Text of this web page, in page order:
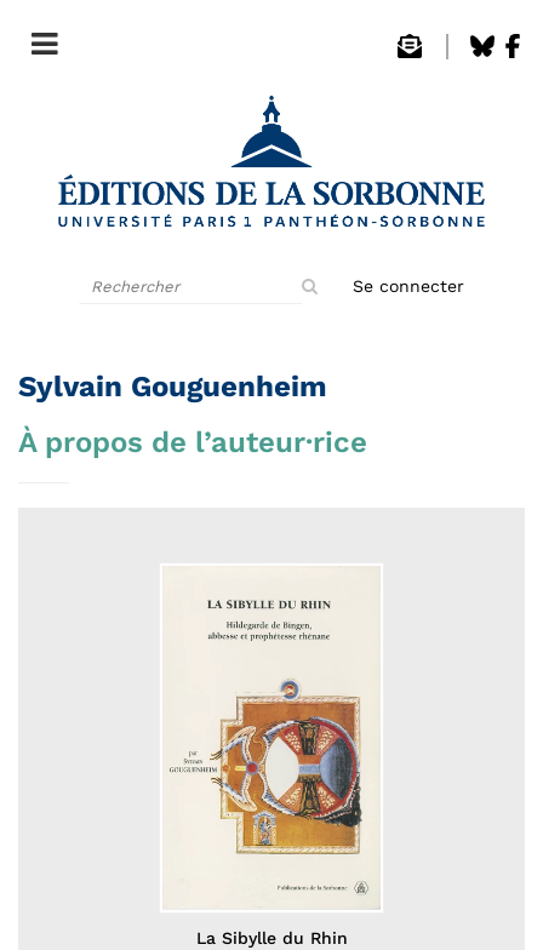
Se connecter
Sylvain Gouguenheim
À propos de l’auteur·rice
La Sibylle du Rhin